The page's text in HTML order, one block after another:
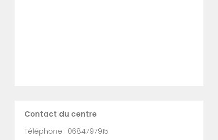
Contact du centre
Téléphone : 0684797915